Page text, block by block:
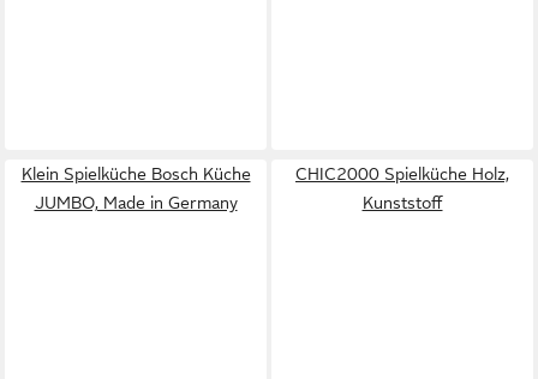
Klein Spielküche Bosch Küche
JUMBO, Made in Germany
CHIC2000 Spielküche Holz,
Kunststoff